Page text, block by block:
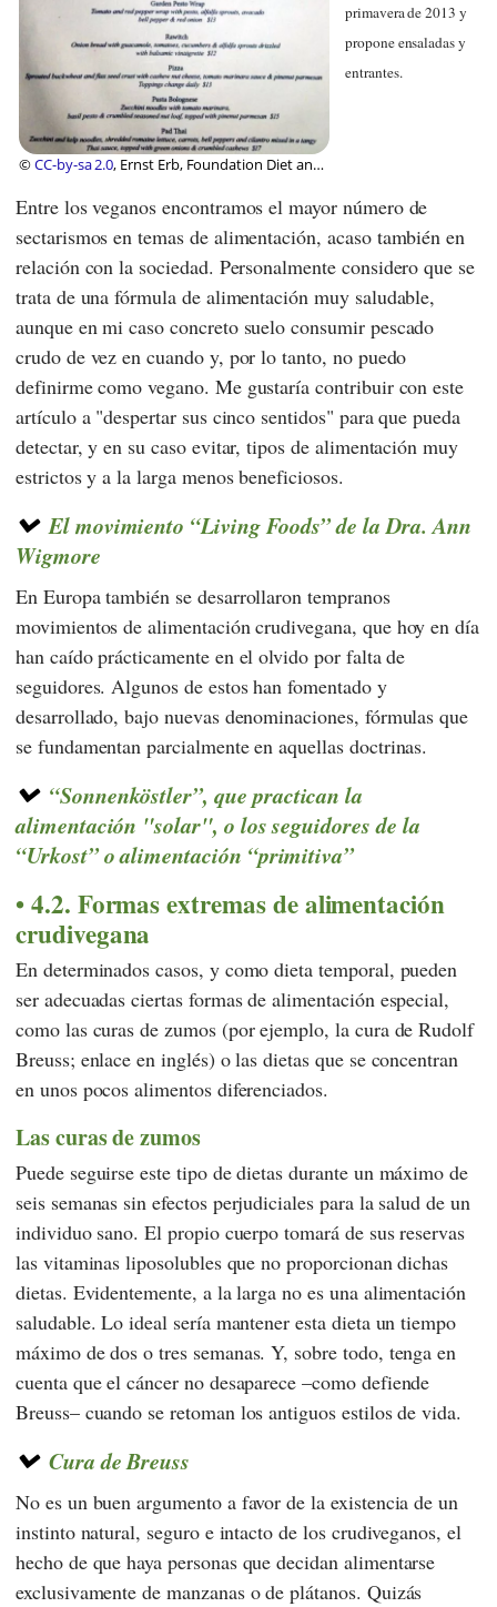
©CC-by-sa 2.0, Ernst Erb, Foundation Diet and
primavera de 2013 y
propone ensaladas y
entrantes.
Entre los veganos encontramos el mayor número de
sectarismos en temas de alimentación, acaso también en
relación con la sociedad. Personalmente considero que se
trata de una fórmula de alimentación muy saludable,
aunque en mi caso concreto suelo consumir pescado
crudo de vez en cuando y, por lo tanto, no puedo
definirme como vegano. Me gustaría contribuir con este
artículo a "despertar sus cinco sentidos" para que pueda
detectar, y en su caso evitar, tipos de alimentación muy
estrictos y a la larga menos beneficiosos.
El movimiento “Living Foods” de la Dra. Ann
Wigmore
En Europa también se desarrollaron tempranos
movimientos de alimentación crudivegana, que hoy en día
han caído prácticamente en el olvido por falta de
seguidores. Algunos de estos han fomentado y
desarrollado, bajo nuevas denominaciones, fórmulas que
se fundamentan parcialmente en aquellas doctrinas.
“Sonnenköstler”, que practican la
alimentación "solar", o los seguidores de la
“Urkost” o alimentación “primitiva”
4.2. Formas extremas de alimentación
crudivegana
En determinados casos, y como dieta temporal, pueden
ser adecuadas ciertas formas de alimentación especial,
como las curas de zumos (por ejemplo, la cura de Rudolf
Breuss; enlace en inglés) o las dietas que se concentran
en unos pocos alimentos diferenciados.
Las curas de zumos
Puede seguirse este tipo de dietas durante un máximo de
seis semanas sin efectos perjudiciales para la salud de un
individuo sano. El propio cuerpo tomará de sus reservas
las vitaminas liposolubles que no proporcionan dichas
dietas. Evidentemente, a la larga no es una alimentación
saludable. Lo ideal sería mantener esta dieta un tiempo
máximo de dos o tres semanas. Y, sobre todo, tenga en
cuenta que el cáncer no desaparece –como defiende
Breuss– cuando se retoman los antiguos estilos de vida.
Cura de Breuss
No es un buen argumento a favor de la existencia de un
instinto natural, seguro e intacto de los crudiveganos, el
hecho de que haya personas que decidan alimentarse
exclusivamente de manzanas o de plátanos. Quizás